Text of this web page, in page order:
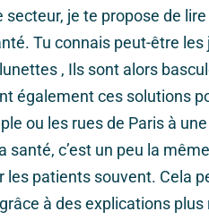
je te propose de
Tu connais peut-être les
, Ils sont alors
également ces solutions
ou les rues de Paris à
c’est un peu la
les patients souvent. Cela
à des explications plus